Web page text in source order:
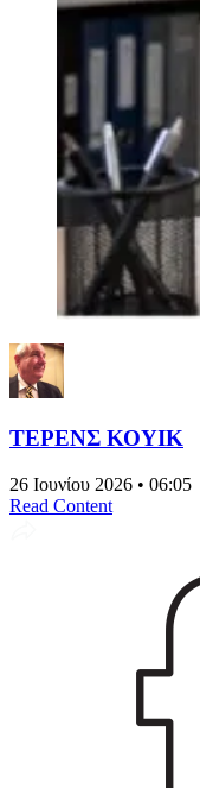
ΤΕΡΕΝΣ ΚΟΥΙΚ
26 Ιουνίου 2026 • 06:05
Read Content